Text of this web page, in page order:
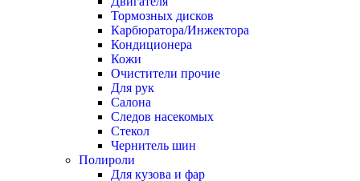
Тормозных дисков
Карбюратора/Инжектора
Кондиционера
Кожи
Очистители прочие
Для рук
Салона
Следов насекомых
Стекол
Чернитель шин
Полироли
Для кузова и фар